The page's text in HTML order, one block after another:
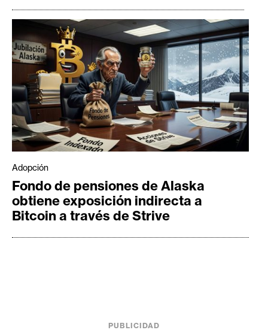
Adopción
Fondo de pensiones de Alaska
obtiene exposición indirecta a
Bitcoin a través de Strive
PUBLICIDAD